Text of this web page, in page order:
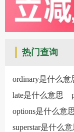
热门查询
ordinary是什么意
late是什么意思
options是什么意
superstar是什么